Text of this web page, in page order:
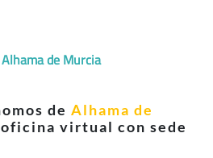
Alhama de Murcia
de Alhama de
virtual con sede